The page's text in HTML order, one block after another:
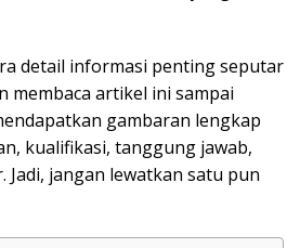
detail informasi penting seputar
membaca artikel ini sampai
gambaran lengkap
kualifikasi, tanggung jawab,
Jadi, jangan lewatkan satu pun